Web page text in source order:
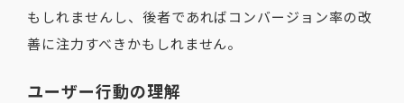
もしれませんし、後者であればコンバージョン率の改
善に注力すべきかもしれません。
ユーザー行動の理解